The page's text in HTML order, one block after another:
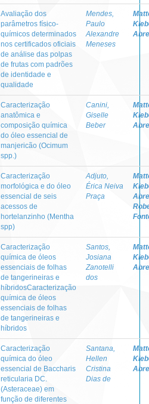
Avaliação dos
parâmetros físico-
químicos determinados
nos certificados oficiais
de análise das polpas
de frutas com padrões
de identidade e
qualidade
Mendes,
Paulo
Alexandre
Meneses
Caracterização
anatômica e
composição química
do óleo essencial de
manjericão (Ocimum
spp.)
Canini,
Giselle
Beber
Caracterização
morfológica e do óleo
essencial de seis
acessos de
hortelanzinho (Mentha
spp)
Adjuto,
Érica Neiva
Praça
Caracterização
química de óleos
essenciais de folhas
de tangerineiras e
híbridosCaracterização
química de óleos
essenciais de folhas
de tangerineiras e
híbridos
Santos,
Josiana
Zanotelli
dos
Caracterização
química do óleo
essencial de Baccharis
reticularia DC.
(Asteraceae) em
função de diferentes
Santana,
Hellen
Cristina
Dias de